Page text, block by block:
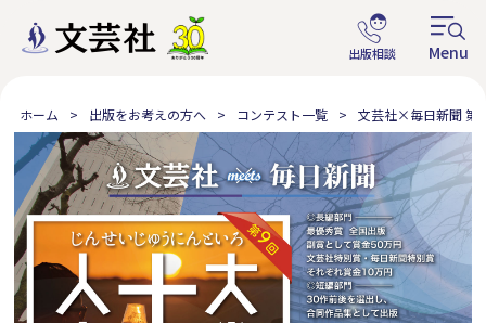
ホーム 出版をお考えの方へ コンテスト一覧 文芸社×毎日新聞 第